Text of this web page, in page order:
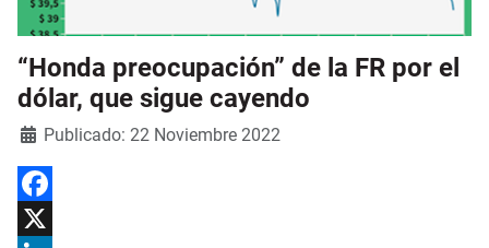
“Honda preocupación” de la FR por el
dólar, que sigue cayendo
DetallesPublicado: 22 Noviembre 2022
Facebook